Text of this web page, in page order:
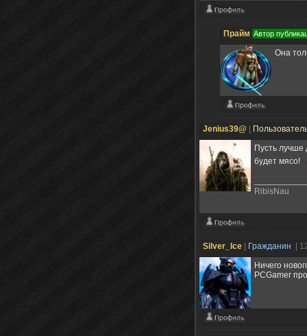
Прайм Автор
Она
Jenius39@
Пусть лучше
будет мясо!
RibisNau
Silver_Ice Гражданин
|
Ничего
PCGamer